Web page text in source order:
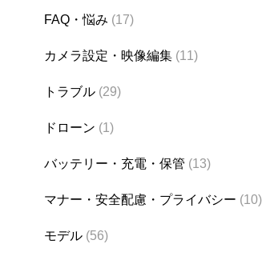
FAQ・悩み (17)
カメラ設定・映像編集 (11)
トラブル (29)
ドローン (1)
バッテリー・充電・保管 (13)
マナー・安全配慮・プライバシー (10)
モデル (56)